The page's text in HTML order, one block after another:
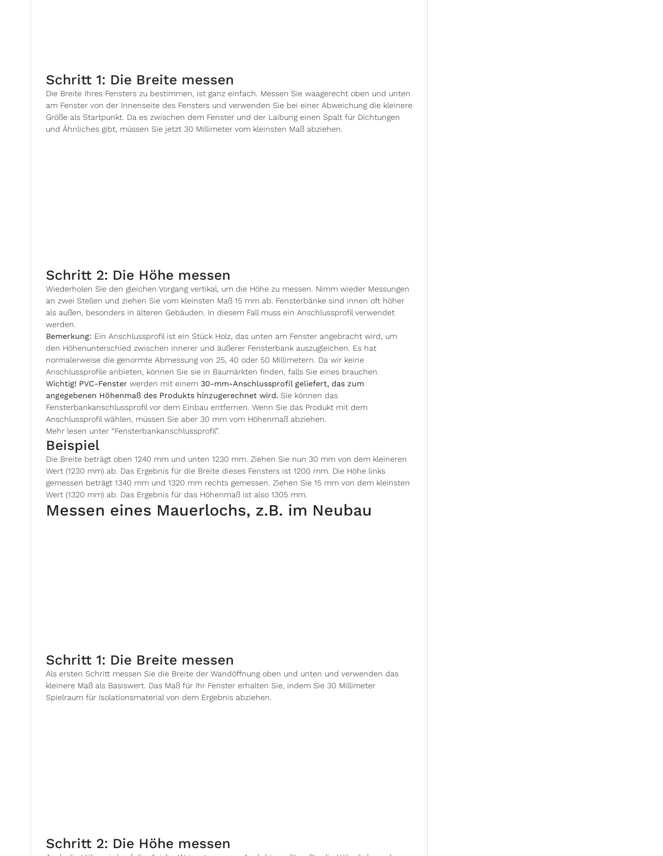
Schritt 1: Die Breite messen
Die Breite Ihres Fensters zu bestimmen, ist ganz einfach. Messen Sie waagerecht oben und unten
am Fenster von der Innenseite des Fensters und verwenden Sie bei einer Abweichung die kleinere
Größe als Startpunkt. Da es zwischen dem Fenster und der Laibung einen Spalt für Dichtungen
und Ähnliches gibt, müssen Sie jetzt 30 Millimeter vom kleinsten Maß abziehen.
Schritt 2: Die Höhe messen
Wiederholen Sie den gleichen Vorgang vertikal, um die Höhe zu messen. Nimm wieder Messungen
an zwei Stellen und ziehen Sie vom kleinsten Maß 15 mm ab. Fensterbänke sind innen oft höher
als außen, besonders in älteren Gebäuden. In diesem Fall muss ein Anschlussprofil verwendet
werden.
Bemerkung: Ein Anschlussprofil ist ein Stück Holz, das unten am Fenster angebracht wird, um
den Höhenunterschied zwischen innerer und äußerer Fensterbank auszugleichen. Es hat
normalerweise die genormte Abmessung von 25, 40 oder 50 Millimetern. Da wir keine
Anschlussprofile anbieten, können Sie sie in Baumärkten finden, falls Sie eines brauchen.
Wichtig! PVC-Fenster werden mit einem 30-mm-Anschlussprofil geliefert, das zum
angegebenen Höhenmaß des Produkts hinzugerechnet wird. Sie können das
Fensterbankanschlussprofil vor dem Einbau entfernen. Wenn Sie das Produkt mit dem
Anschlussprofil wählen, müssen Sie aber 30 mm vom Höhenmaß abziehen.
Mehr lesen unter “Fensterbankanschlussprofil”.
Beispiel
Die Breite beträgt oben 1240 mm und unten 1230 mm. Ziehen Sie nun 30 mm von dem kleineren
Wert (1230 mm) ab. Das Ergebnis für die Breite dieses Fensters ist 1200 mm. Die Höhe links
gemessen beträgt 1340 mm und 1320 mm rechts gemessen. Ziehen Sie 15 mm von dem kleinsten
Wert (1320 mm) ab. Das Ergebnis für das Höhenmaß ist also 1305 mm.
Messen eines Mauerlochs, z.B. im Neubau
Schritt 1: Die Breite messen
Als ersten Schritt messen Sie die Breite der Wandöffnung oben und unten und verwenden das
kleinere Maß als Basiswert. Das Maß für Ihr Fenster erhalten Sie, indem Sie 30 Millimeter
Spielraum für Isolationsmaterial von dem Ergebnis abziehen.
Schritt 2: Die Höhe messen